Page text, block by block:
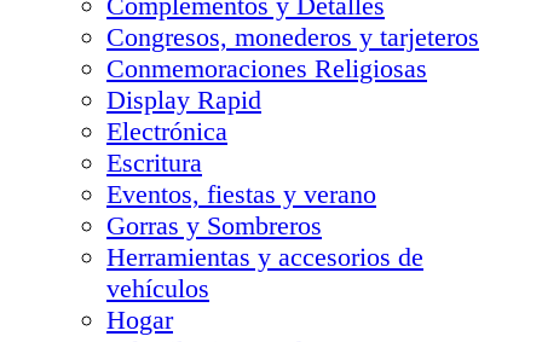
Congresos, monederos y tarjeteros
Conmemoraciones Religiosas
Display Rapid
Electrónica
Escritura
Eventos, fiestas y verano
Gorras y Sombreros
Herramientas y accesorios de
vehículos
Hogar